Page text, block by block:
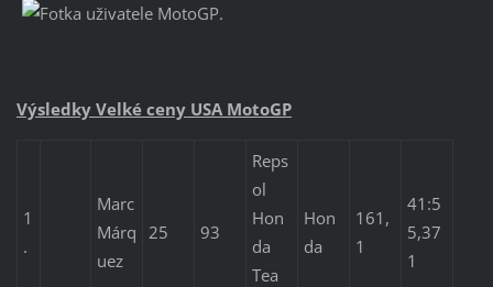
Výsledky Velké ceny USA MotoGP
1
.
Marc
Márq
uez
25 93
Reps
ol
Hon
da
Tea
Hon
da
161,
1
41:5
5,37
1